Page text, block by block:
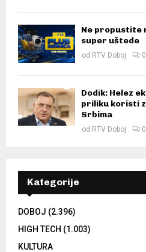
Ne propustite
super uštede
od RTV Doboj 0
Dodik: Helez
priliku koristi
Srbima
od RTV Doboj 0
Kategorije
DOBOJ (2.396)
HIGH TECH (1.003)
KULTURA